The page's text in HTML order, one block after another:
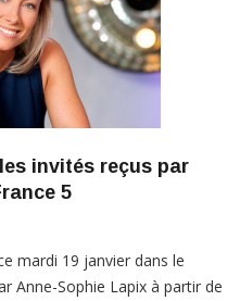
invités reçus par
5
mardi 19 janvier dans le
Anne-Sophie Lapix à partir de